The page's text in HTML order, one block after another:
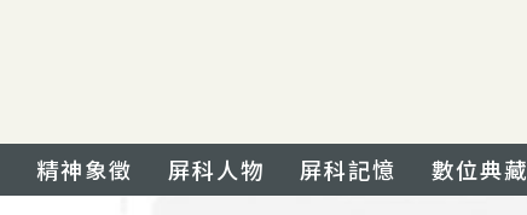
精神象徵 屏科人物 屏科記憶 數位典藏